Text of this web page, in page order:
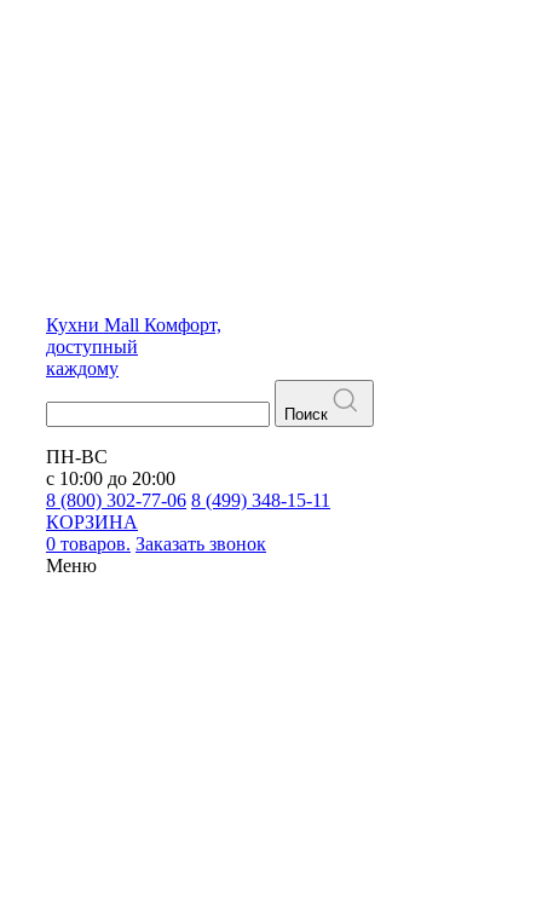
Кухни Mall Комфорт,
доступный
каждому
Поиск
ПН-ВС
с 10:00 до 20:00
8 (800) 302-77-06 8 (499) 348-15-11
КОРЗИНА
0 товаров. Заказать звонок
Меню